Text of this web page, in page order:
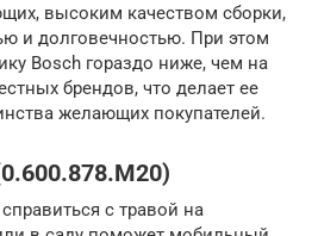
высоким качеством сборки,
и долговечностью. При этом
Bosch гораздо ниже, чем на
брендов, что делает ее
желающих покупателей.
с травой на